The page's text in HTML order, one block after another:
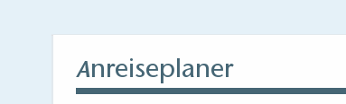
Anreiseplaner